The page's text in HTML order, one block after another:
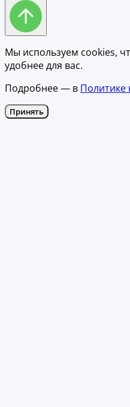
Мы используем cookies,
удобнее для вас.
Подробнее — в Политике
Принять